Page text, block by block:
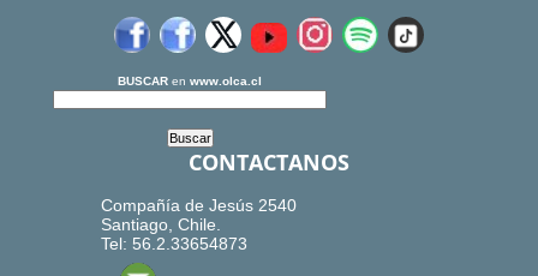
BUSCAR en www.olca.cl
CONTACTANOS
Compañía de Jesús 2540
Santiago, Chile.
Tel: 56.2.33654873